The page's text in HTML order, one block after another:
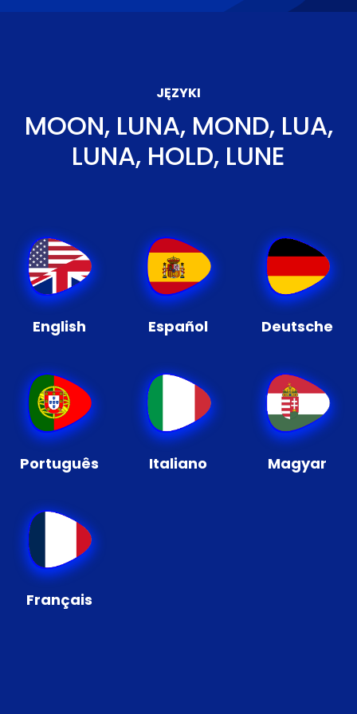
JĘZYKI
MOON, LUNA, MOND, LUA,
LUNA, HOLD, LUNE
English Español Deutsche
Português Italiano Magyar
Français